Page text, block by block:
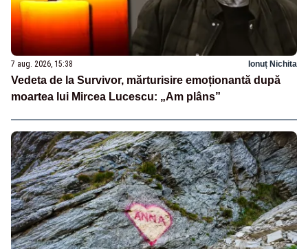
7 aug. 2026, 15:38 Ionuț Nichita
Vedeta de la Survivor, mărturisire emoționantă după
moartea lui Mircea Lucescu: „Am plâns”